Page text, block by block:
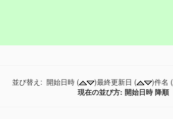
並び替え: 開始日時 ( )最終更新日 ( )件名 (
現在の並び方: 開始日時 降順